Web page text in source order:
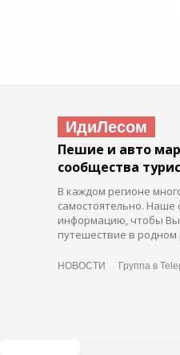
ИдиЛесом
Пешие и авто
сообщества
В каждом регионе
самостоятельно. Наше
информацию, чтобы Вы
путешествие в родном
НОВОСТИ Группа в